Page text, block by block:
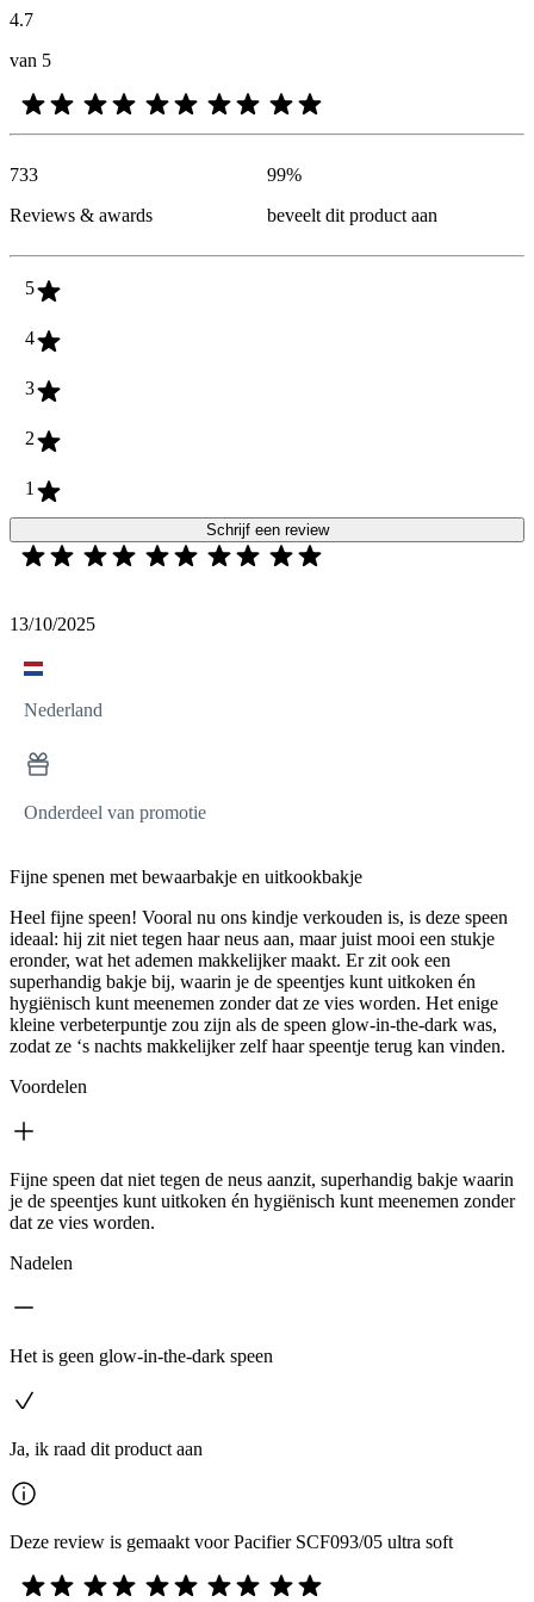
4.7
van 5
733
Reviews & awards
99%
beveelt dit product aan
5
4
3
2
1
Schrijf een review
13/10/2025
Nederland
Onderdeel van promotie
Fijne spenen met bewaarbakje en uitkookbakje
Heel fijne speen! Vooral nu ons kindje verkouden is, is deze speen
ideaal: hij zit niet tegen haar neus aan, maar juist mooi een stukje
eronder, wat het ademen makkelijker maakt. Er zit ook een
superhandig bakje bij, waarin je de speentjes kunt uitkoken én
hygiënisch kunt meenemen zonder dat ze vies worden. Het enige
kleine verbeterpuntje zou zijn als de speen glow-in-the-dark was,
zodat ze ‘s nachts makkelijker zelf haar speentje terug kan vinden.
Voordelen
Fijne speen dat niet tegen de neus aanzit, superhandig bakje waarin
je de speentjes kunt uitkoken én hygiënisch kunt meenemen zonder
dat ze vies worden.
Nadelen
Het is geen glow-in-the-dark speen
Ja, ik raad dit product aan
Deze review is gemaakt voor Pacifier SCF093/05 ultra soft